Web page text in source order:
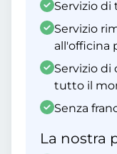
Servizio di
Servizio
all'officina
Servizio
tutto il
Senza
La nostra